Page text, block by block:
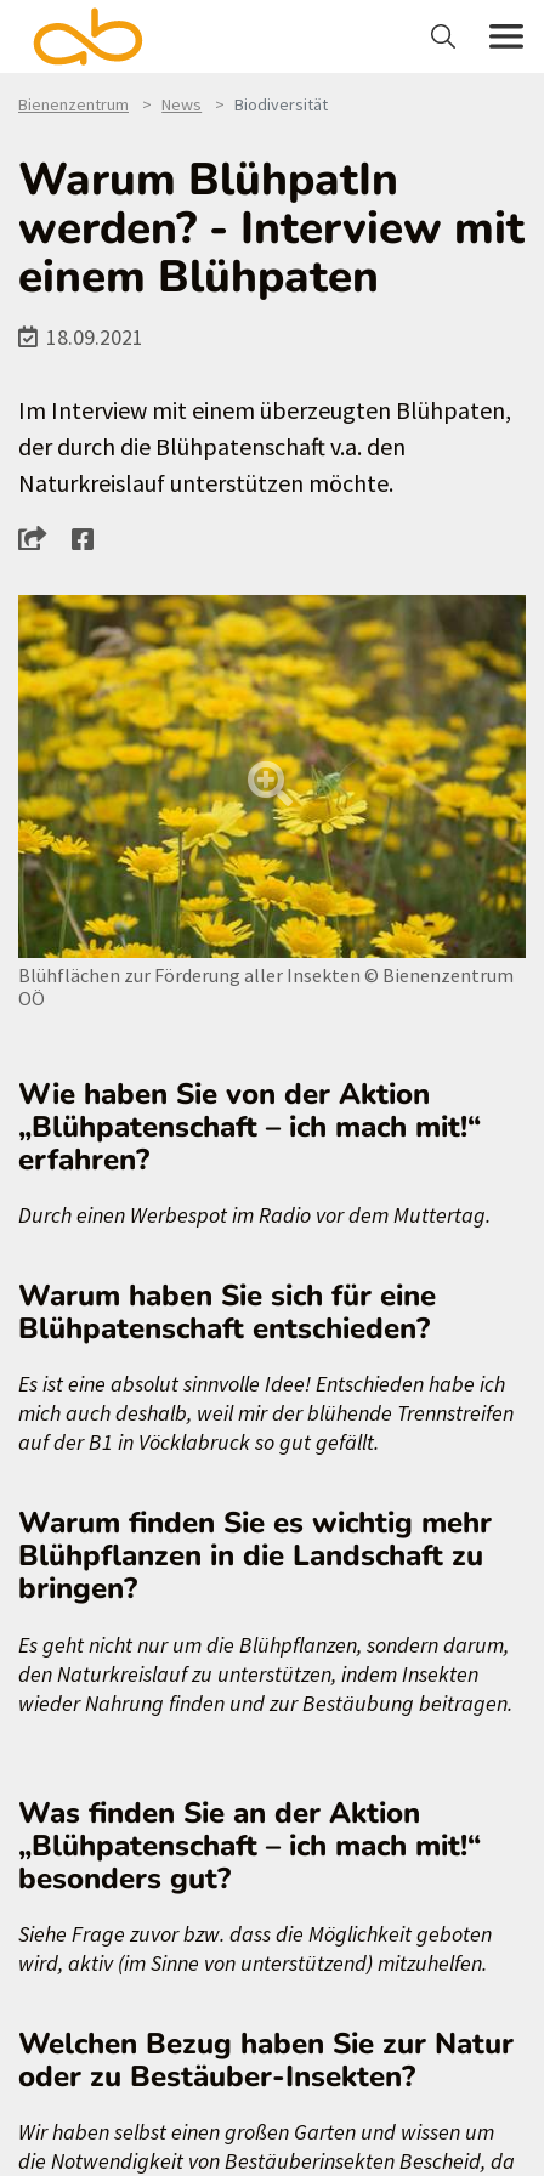
Bienenzentrum News Biodiversität
Warum BlühpatIn
werden? - Interview mit
einem Blühpaten
18.09.2021
Im Interview mit einem überzeugten Blühpaten,
der durch die Blühpatenschaft v.a. den
Naturkreislauf unterstützen möchte.
Blühflächen zur Förderung aller Insekten © Bienenzentrum
OÖ
Wie haben Sie von der Aktion
„Blühpatenschaft – ich mach mit!“
erfahren?
Durch einen Werbespot im Radio vor dem Muttertag.
Warum haben Sie sich für eine
Blühpatenschaft entschieden?
Es ist eine absolut sinnvolle Idee! Entschieden habe ich
mich auch deshalb, weil mir der blühende Trennstreifen
auf der B1 in Vöcklabruck so gut gefällt.
Warum finden Sie es wichtig mehr
Blühpflanzen in die Landschaft zu
bringen?
Es geht nicht nur um die Blühpflanzen, sondern darum,
den Naturkreislauf zu unterstützen, indem Insekten
wieder Nahrung finden und zur Bestäubung beitragen.
Was finden Sie an der Aktion
„Blühpatenschaft – ich mach mit!“
besonders gut?
Siehe Frage zuvor bzw. dass die Möglichkeit geboten
wird, aktiv (im Sinne von unterstützend) mitzuhelfen.
Welchen Bezug haben Sie zur Natur
oder zu Bestäuber-Insekten?
Wir haben selbst einen großen Garten und wissen um
die Notwendigkeit von Bestäuberinsekten Bescheid, da